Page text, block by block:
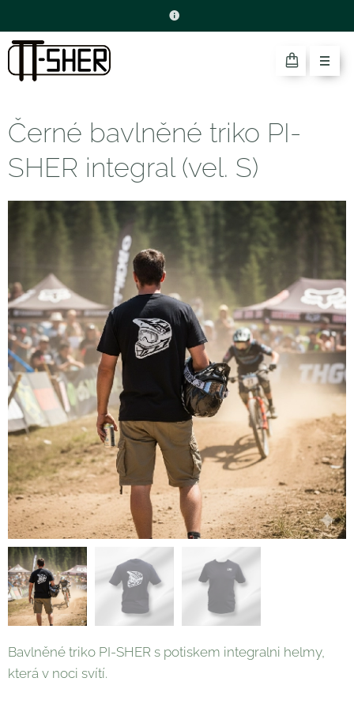
Černé bavlněné triko PI-
SHER integral (vel. S)
Bavlněné triko PI-SHER s potiskem integralni helmy,
která v noci svítí.